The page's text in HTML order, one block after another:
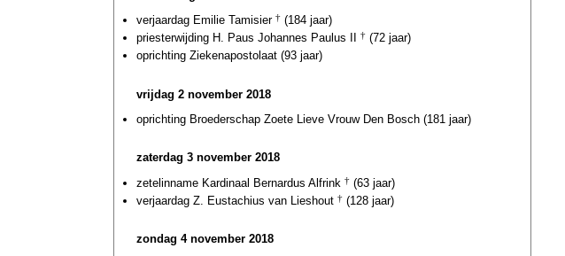
verjaardag Emilie Tamisier † (184 jaar)
priesterwijding H. Paus Johannes Paulus II
† (72 jaar)
oprichting Ziekenapostolaat (93 jaar)
vrijdag 2 november 2018
oprichting Broederschap Zoete Lieve Vrouw Den Bosch (181 jaar)
zaterdag 3 november 2018
zetelinname Kardinaal Bernardus Alfrink † (63 jaar)
verjaardag Z. Eustachius van Lieshout † (128 jaar)
zondag 4 november 2018